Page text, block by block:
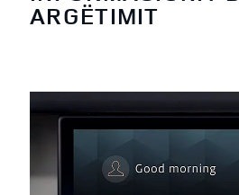
ARGËTIMIT